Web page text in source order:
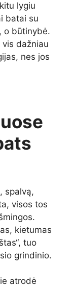
lygiu
batai su
o būtinybė.
vis dažniau
nes jos
spalvą,
visos tos
kietumas
tuo
grindinio.
atrodė